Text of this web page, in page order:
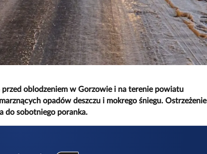
oblodzeniem w Gorzowie i na terenie powiatu
opadów deszczu i mokrego śniegu. Ostrzeżenie
do sobotniego poranka.